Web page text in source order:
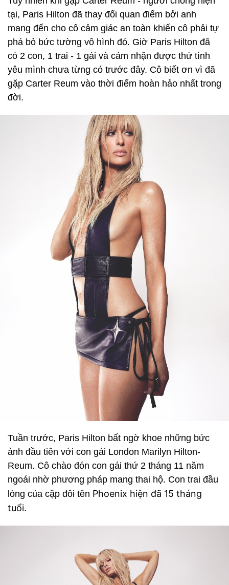
tại, Paris Hilton đã thay đổi quan điểm bởi anh
mang đến cho cô cảm giác an toàn khiến cô phải tự
phá bỏ bức tường vô hình đó. Giờ Paris Hilton đã
có 2 con, 1 trai - 1 gái và cảm nhận được thứ tình
yêu mình chưa từng có trước đây. Cô biết ơn vì đã
gặp Carter Reum vào thời điểm hoàn hảo nhất trong
đời.
Tuần trước, Paris Hilton bất ngờ khoe những bức
ảnh đầu tiên với con gái London Marilyn Hilton-
Reum. Cô chào đón con gái thứ 2 tháng 11 năm
ngoái nhờ phương pháp mang thai hộ. Con trai đầu
lòng của cặp đôi tên Phoenix hiện đã 15 tháng
tuổi.